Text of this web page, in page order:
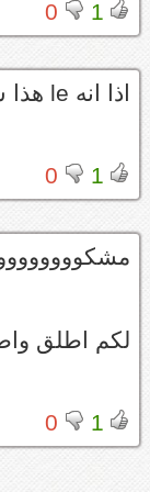
1
0
اذا انه le هذا سعره يوصل 60 اما اذا كان se مايتعدا 55
1
0
لكم اطلق
1
0